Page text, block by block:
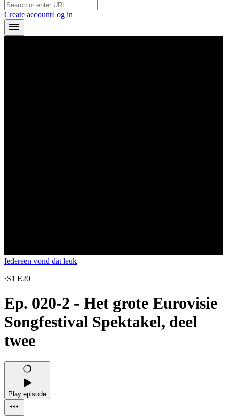
Create accountLog in
Iedereen vond dat leuk
·S1 E20
Ep. 020-2 - Het grote Eurovisie
Songfestival Spektakel, deel
twee
Play episode